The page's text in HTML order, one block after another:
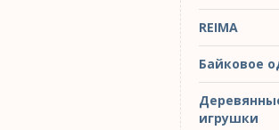
REIMA
Байковое
игрушки